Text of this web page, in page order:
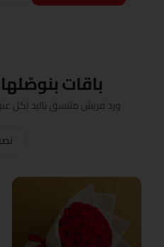
باقات
ورد فريش متنسق باليد لكل